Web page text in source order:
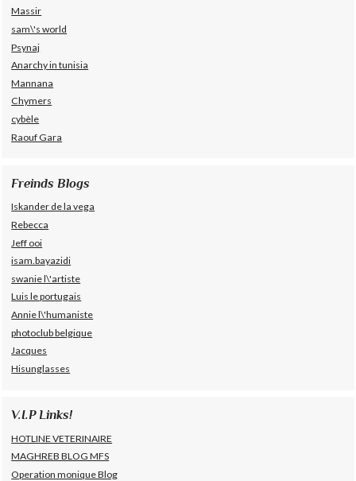
Massir
sam\'s world
Psynaj
Anarchy in tunisia
Mannana
Chymers
cybèle
Raouf Gara
Freinds Blogs
Iskander de la vega
Rebecca
Jeff ooi
isam.bayazidi
swanie l\'artiste
Luis le portugais
Annie l\'humaniste
photoclub belgique
Jacques
Hisunglasses
V.I.P Links!
HOTLINE VETERINAIRE
MAGHREB BLOG MFS
Operation monique Blog